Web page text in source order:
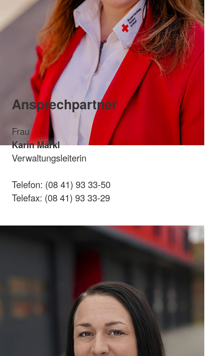
Ansprechpartner
Frau
Karin Märkl
Verwaltungsleiterin
Telefon: (08 41) 93 33-50
Telefax: (08 41) 93 33-29